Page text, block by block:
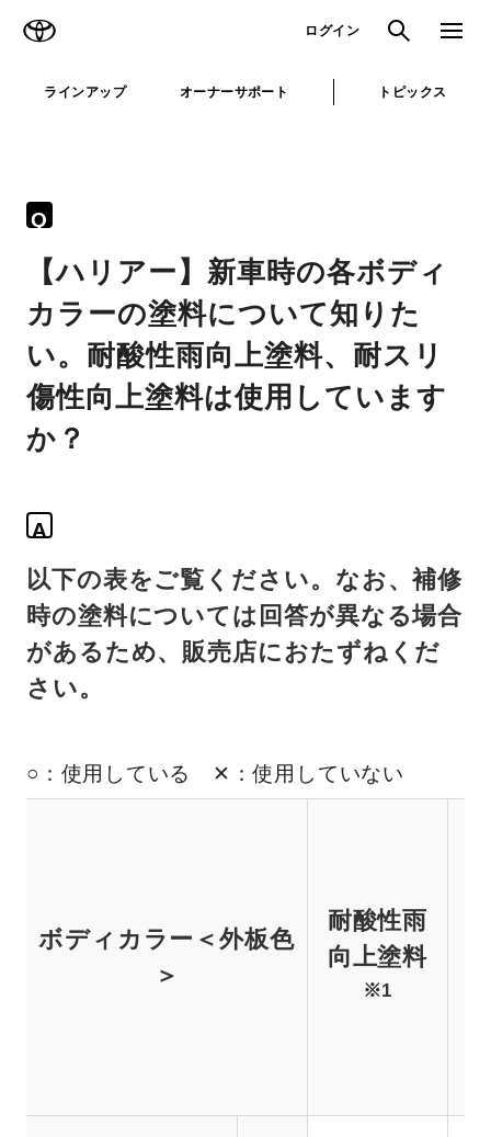
ログイン 検索 メニュ
ラインアップ オーナーサポート トピックス
Q
【ハリアー】新車時の各ボディ
カラーの塗料について知りた
い。耐酸性雨向上塗料、耐スリ
傷性向上塗料は使用しています
か？
A
以下の表をご覧ください。なお、補修
時の塗料については回答が異なる場合
があるため、販売店におたずねくだ
さい。
○：使用している ✕：使用していない
ボディカラー＜外板色
＞
耐酸性雨
向上塗料
※1